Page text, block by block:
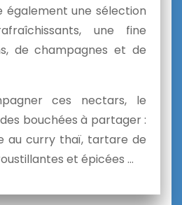
également une sélection
une fine
de champagnes et de
ces nectars, le
bouchées à partager :
au curry thaï, tartare de
et épicées …